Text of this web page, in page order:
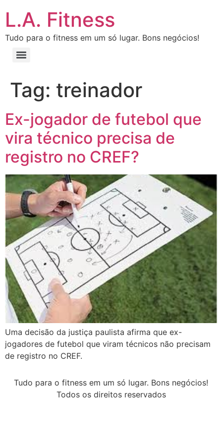
L.A. Fitness
Tudo para o fitness em um só lugar. Bons negócios!
Tag: treinador
Ex-jogador de futebol que
vira técnico precisa de
registro no CREF?
Uma decisão da justiça paulista afirma que ex-
jogadores de futebol que viram técnicos não precisam
de registro no CREF.
Tudo para o fitness em um só lugar. Bons negócios!
Todos os direitos reservados